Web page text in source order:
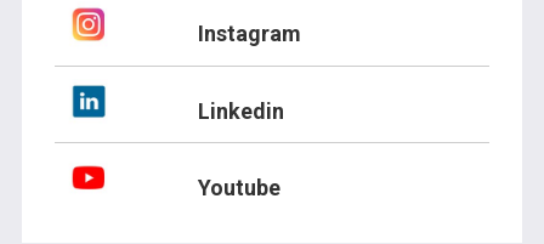
Instagram
Linkedin
Youtube